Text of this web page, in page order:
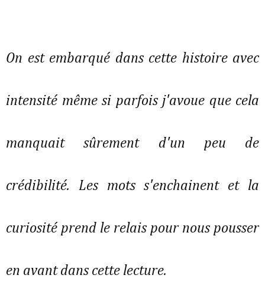
On est embarqué dans cette histoire avec
intensité même si parfois j'avoue que cela
manquait sûrement d'un peu de
crédibilité. Les mots s'enchainent et la
curiosité prend le relais pour nous pousser
en avant dans cette lecture.